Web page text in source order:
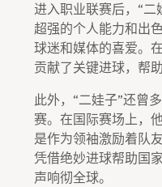
进入职业联赛后，“二
超强的个人能力和出
球迷和媒体的喜爱。
贡献了关键进球，帮
此外，“二娃子”还曾
赛。在国际赛场上，
是作为领袖激励着队
凭借绝妙进球帮助国
声响彻全球。